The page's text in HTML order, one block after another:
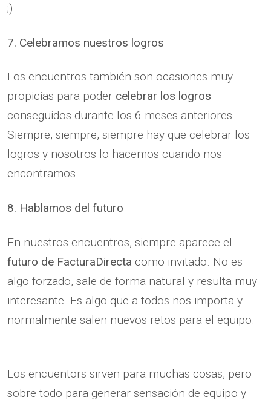
;)
7. Celebramos nuestros logros
Los encuentros también son ocasiones muy
propicias para poder celebrar los logros
conseguidos durante los 6 meses anteriores.
Siempre, siempre, siempre hay que celebrar los
logros y nosotros lo hacemos cuando nos
encontramos.
8. Hablamos del futuro
En nuestros encuentros, siempre aparece el
futuro de FacturaDirecta como invitado. No es
algo forzado, sale de forma natural y resulta muy
interesante. Es algo que a todos nos importa y
normalmente salen nuevos retos para el equipo.
Los encuentors sirven para muchas cosas, pero
sobre todo para generar sensación de equipo y